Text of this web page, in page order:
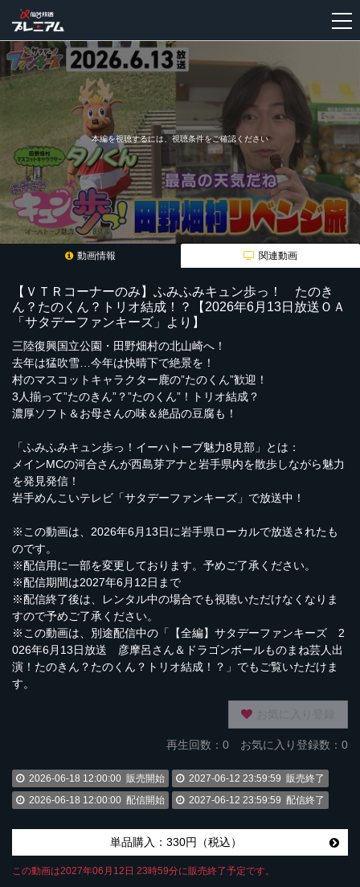
新
規
登
本編を視聴するには、視聴条件をご確認ください
動画情報 関連動画
【ＶＴＲコーナーのみ】ふみふみキュン歩っ！ たのき
ん？たのくん？トリオ結成！？【2026年6月13日放送ＯＡ
「サタデーファンキーズ」より】
三陸復興国立公園・田野畑村の北山崎へ！
去年は猛吹雪…今年は快晴下で絶景を！
村のマスコットキャラクター鹿の”たのくん”歓迎！
3人揃って”たのきん”？”たのくん”！トリオ結成？
濃厚ソフト＆お母さんの味＆絶品の豆腐も！
「ふみふみキュン歩っ！イーハトーブ魅力8見部」とは：
メインMCの河合さんが西島芽アナと岩手県内を散歩しながら魅力
を発見発信！
岩手めんこいテレビ「サタデーファンキーズ」で放送中！
※この動画は、2026年6月13日に岩手県ローカルで放送されたも
のです。
※配信用に一部を変更しております。予めご了承ください。
※配信期間は2027年6月12日まで
※配信終了後は、レンタル中の場合でも視聴いただけなくなりま
すので予めご了承ください。
※この動画は、別途配信中の「【全編】サタデーファンキーズ 2
026年6月13日放送 彦摩呂さん＆ドラゴンボールものまね芸人出
演！たのきん？たのくん？トリオ結成！？」でもご覧いただけま
す。
再生回数： 0 お気に入り登録数：0
2026-06-18 12:00:00 販売開始 2027-06-12 23:59:59 販売終了
2026-06-18 12:00:00 配信開始 2027-06-12 23:59:59 配信終了
単品購入：330円（税込）
この動画は2027年06月12日 23時59分に販売終了予定です。